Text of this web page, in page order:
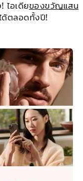
ไอเดียของขวัญแสน
ตลอดทั้งปี!